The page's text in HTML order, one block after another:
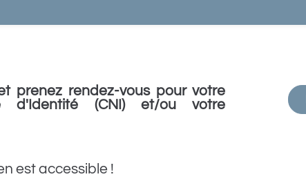
prenez rendez-vous pour votre
d'Identité (CNI) et/ou votre
est accessible !